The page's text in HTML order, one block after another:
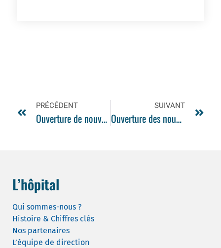
PRÉCÉDENT
Ouverture de nouvelles consultations non programmées, en partenariat avec CMA (Centre Médical d’Appui)
SUIVANT
Ouverture des nouvelles Urgences Pédiatriques à l’Hôpital Saint Camille !
L’hôpital
Qui sommes-nous ?
Histoire & Chiffres clés
Nos partenaires
L’équipe de direction